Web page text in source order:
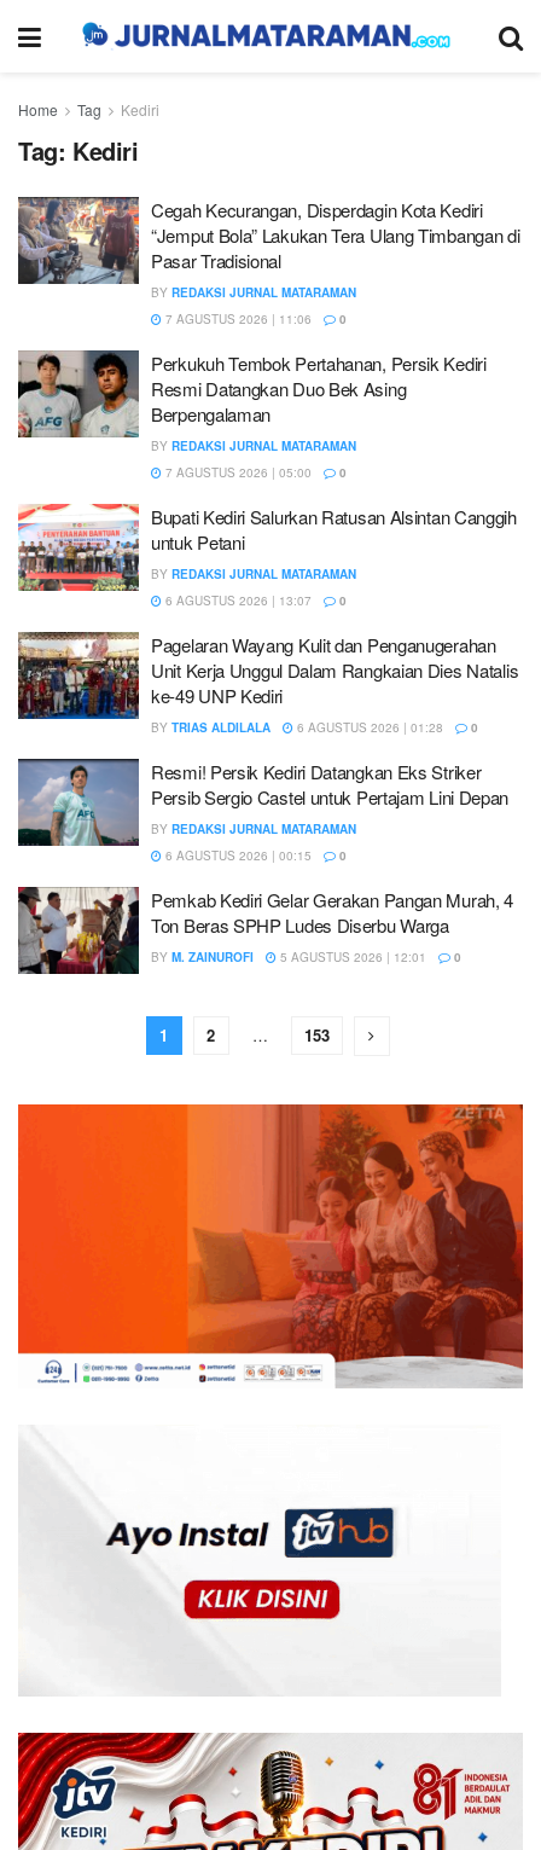
Home Tag Kediri
Tag: Kediri
Cegah Kecurangan, Disperdagin Kota Kediri
“Jemput Bola” Lakukan Tera Ulang Timbangan di
Pasar Tradisional
BY REDAKSI JURNAL MATARAMAN
7 AGUSTUS 2026 | 11:06
0
Perkukuh Tembok Pertahanan, Persik Kediri
Resmi Datangkan Duo Bek Asing
Berpengalaman
BY REDAKSI JURNAL MATARAMAN
7 AGUSTUS 2026 | 05:00
0
Bupati Kediri Salurkan Ratusan Alsintan Canggih
untuk Petani
BY REDAKSI JURNAL MATARAMAN
6 AGUSTUS 2026 | 13:07
0
Pagelaran Wayang Kulit dan Penganugerahan
Unit Kerja Unggul Dalam Rangkaian Dies Natalis
ke-49 UNP Kediri
BY TRIAS ALDILALA 6 AGUSTUS 2026 | 01:28 0
Resmi! Persik Kediri Datangkan Eks Striker
Persib Sergio Castel untuk Pertajam Lini Depan
BY REDAKSI JURNAL MATARAMAN
6 AGUSTUS 2026 | 00:15
0
Pemkab Kediri Gelar Gerakan Pangan Murah, 4
Ton Beras SPHP Ludes Diserbu Warga
BY M. ZAINUROFI 5 AGUSTUS 2026 | 12:01 0
1 2 … 153